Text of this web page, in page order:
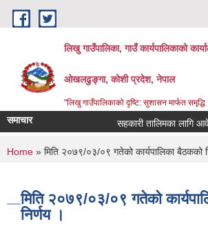
Skip to main content
लिखु गाउँपालिका, गाउँ कार्यपालिकाको
ओखलढुङ्गा, कोशी प्रदेश, नेपाल
"लिखु गाउँपालिकाको दृष्टि: सुशासन मार्फत समृद्धि
समाचार सहकारी तालिमका लागि
You are here
Home » मिति २०७९/०३/०९ गतेको कार्यपालिका बैठकको
मिति २०७९/०३/०९ गतेको
निर्णय ।